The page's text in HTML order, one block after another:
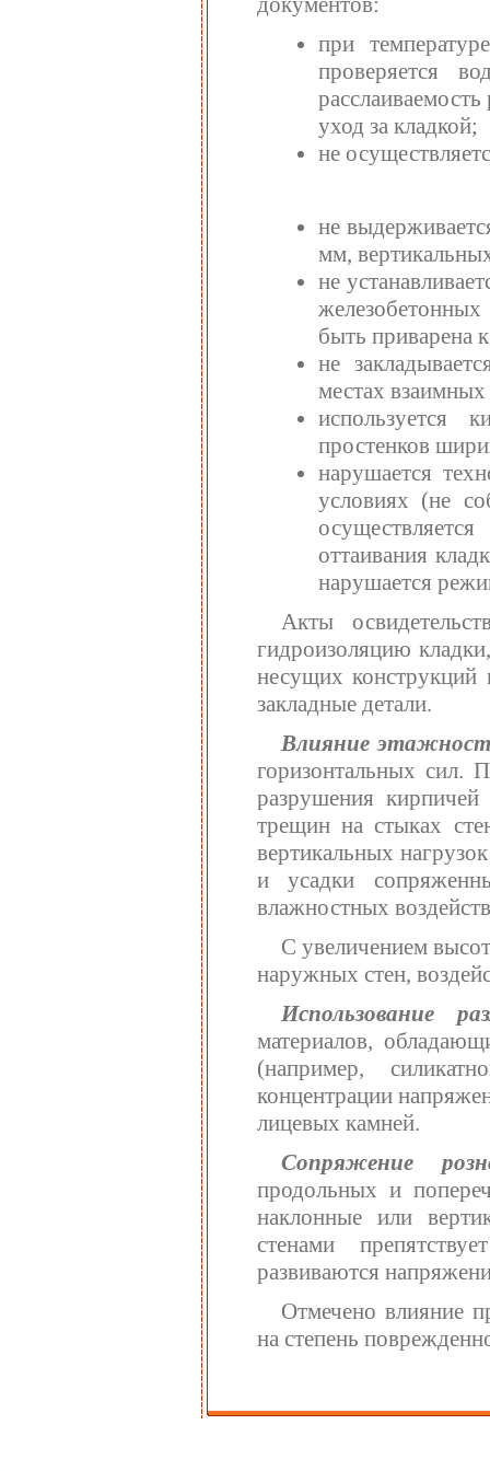
при
проверяется
уход за кладкой;
не
не
мм,
не
быть приварена
не
местах
используется
простенков
нарушается
условиях (не
оттаивания
нарушается
Акты
гидроизоляцию
несущих конструкций
закладные детали.
Влияние
горизонтальных сил.
разрушения
трещин на стыках
вертикальных
и усадки
влажностных
С увеличением
наружных стен,
Использование
материалов,
(например,
концентрации
лицевых камней.
Сопряжение
продольных и
наклонные или
стенами
развиваются
Отмечено влияние
на степень